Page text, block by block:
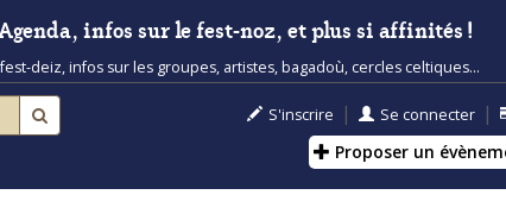
infos sur le fest-noz, et plus si affinités !
deiz, infos sur les groupes, artistes, bagadoù, cercles celtiques...
S'inscrire | Se connecter |
Proposer un